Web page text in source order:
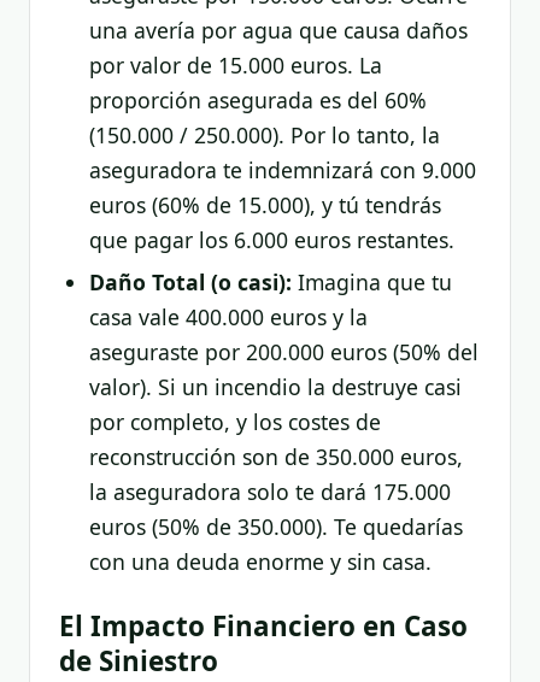
una avería por agua que causa daños
por valor de 15.000 euros. La
proporción asegurada es del 60%
(150.000 / 250.000). Por lo tanto, la
aseguradora te indemnizará con 9.000
euros (60% de 15.000), y tú tendrás
que pagar los 6.000 euros restantes.
Daño Total (o casi): Imagina que tu
casa vale 400.000 euros y la
aseguraste por 200.000 euros (50% del
valor). Si un incendio la destruye casi
por completo, y los costes de
reconstrucción son de 350.000 euros,
la aseguradora solo te dará 175.000
euros (50% de 350.000). Te quedarías
con una deuda enorme y sin casa.
El Impacto Financiero en Caso
de Siniestro